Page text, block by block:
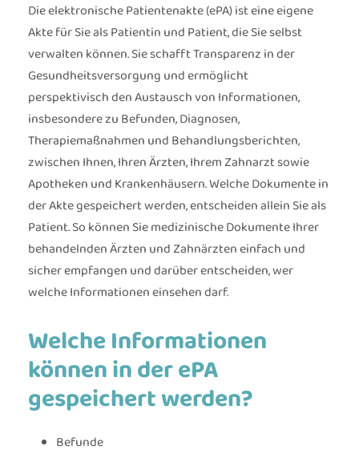
Die elektronische Patientenakte (ePA) ist eine eigene
Akte für Sie als Patientin und Patient, die Sie selbst
verwalten können. Sie schafft Transparenz in der
Gesundheitsversorgung und ermöglicht
perspektivisch den Austausch von Informationen,
insbesondere zu Befunden, Diagnosen,
Therapiemaßnahmen und Behandlungsberichten,
zwischen Ihnen, Ihren Ärzten, Ihrem Zahnarzt sowie
Apotheken und Krankenhäusern. Welche Dokumente in
der Akte gespeichert werden, entscheiden allein Sie als
Patient. So können Sie medizinische Dokumente Ihrer
behandelnden Ärzten und Zahnärzten einfach und
sicher empfangen und darüber entscheiden, wer
welche Informationen einsehen darf.
Welche Informationen
können in der ePA
gespeichert werden?
Befunde